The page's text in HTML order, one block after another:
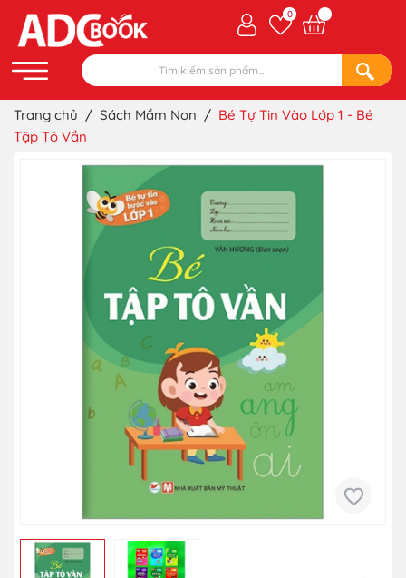
0
Trang chủ / Sách Mầm Non / Bé Tự Tin Vào Lớp 1 - Bé
Tập Tô Vần